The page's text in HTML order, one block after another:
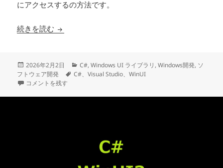
にアクセスするの方法です。
続きを読む C# WinUI3で、Xaml内にコードで追加した要素
投
稿
日:
2026年2月2日
カ
テ
C#,Windows UI ライブラリ ,Windows開発, ソ
フトウェア開発
タ
C#、Visual Studio、WinUI
C# WinUI3で、Xaml内にコードで追加した要素を後からアクセスしたい
コメントを残す